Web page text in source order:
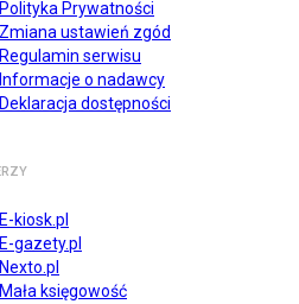
Polityka Prywatności
Zmiana ustawień zgód
Regulamin serwisu
Informacje o nadawcy
Deklaracja dostępności
E-kiosk.pl
E-gazety.pl
Nexto.pl
Mała księgowość